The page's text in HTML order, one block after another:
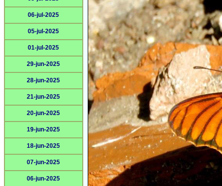
06-jul-2025
05-jul-2025
01-jul-2025
29-jun-2025
28-jun-2025
21-jun-2025
20-jun-2025
19-jun-2025
18-jun-2025
07-jun-2025
06-jun-2025